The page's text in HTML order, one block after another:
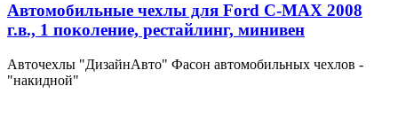
Автомобильные чехлы для Ford C-MAX 2008
г.в., 1 поколение, рестайлинг, минивен
Авточехлы "ДизайнАвто" Фасон автомобильных чехлов -
"накидной"